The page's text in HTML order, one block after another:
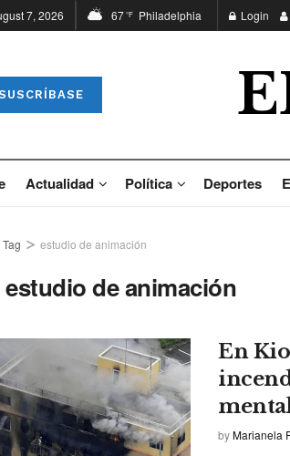
7, 2026 67°F Philadelphia Login
SUSCRÍBASE
Actualidad Política Deportes
Tag estudio de animación
estudio de animación
En
byMarianela